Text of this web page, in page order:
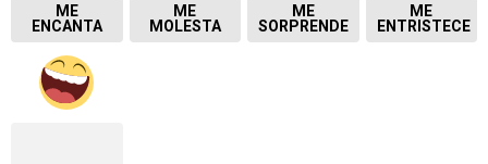
ME
ENCANTA
ME
MOLESTA
ME
SORPRENDE
ME
ENTRISTECE